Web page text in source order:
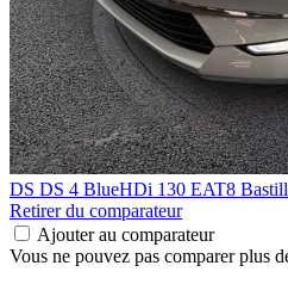
DS DS 4 BlueHDi 130 EAT8
Retirer du comparateur
Ajouter au comparateur
Vous ne pouvez pas comparer plus